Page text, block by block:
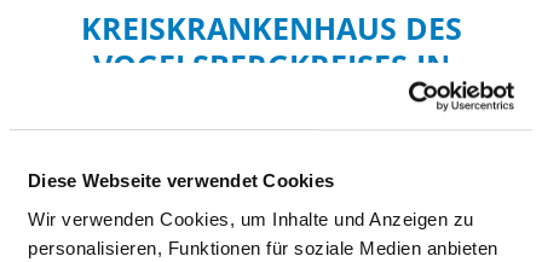
Diese Webseite verwendet Cookies
Wir verwenden Cookies, um Inhalte und Anzeigen zu
personalisieren, Funktionen für soziale Medien anbieten
KREISKRANKENHAUS DES
VOGELSBERGKREISES IN